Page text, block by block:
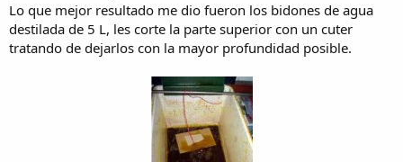
Lo que mejor resultado me dio fueron los bidones de agua
destilada de 5 L, les corte la parte superior con un cuter
tratando de dejarlos con la mayor profundidad posible.